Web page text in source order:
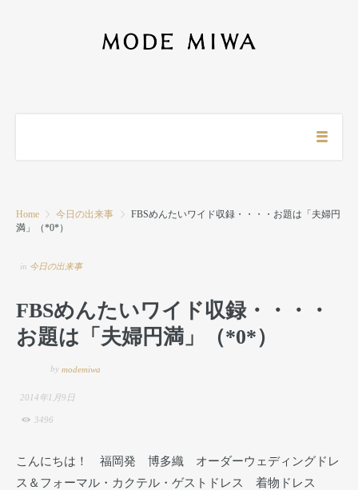
Home 今日の出来事
FBSめんたいワイド収録・・・・お題は「夫婦円
満」（*0*）
in 今日の出来事
FBSめんたいワイド収録・・・・
お題は「夫婦円満」（*0*）
by modemiwa
2014年1月9日
3496
こんにちは！ 福岡発 博多織 オーダーウェディングドレ
ス＆フォーマル・カクテル・ゲストドレス 着物ドレス